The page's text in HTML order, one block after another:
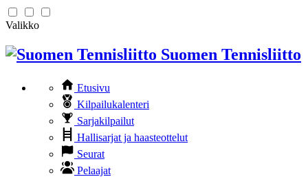
Valikko
Suomen Tennisliitto
Etusivu
Kilpailukalenteri
Sarjakilpailut
Hallisarjat ja haasteottelut
Seurat
Pelaajat